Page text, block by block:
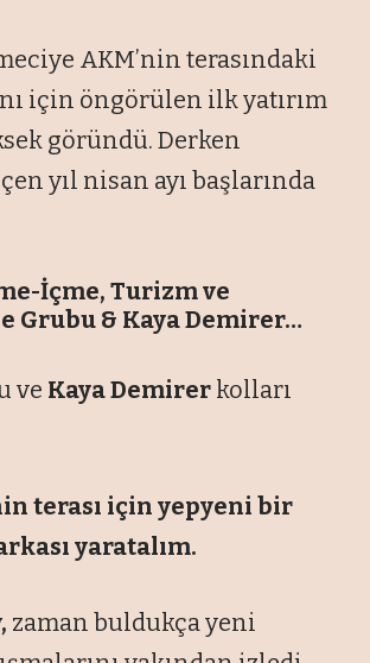
AKM’nin terasındaki
için öngörülen ilk yatırım
göründü. Derken
yıl nisan ayı başlarında
İçme, Turizm ve
Grubu & Kaya Demirer…
ve Kaya Demirer kolları
terası için yepyeni bir
yaratalım.
zaman buldukça yeni